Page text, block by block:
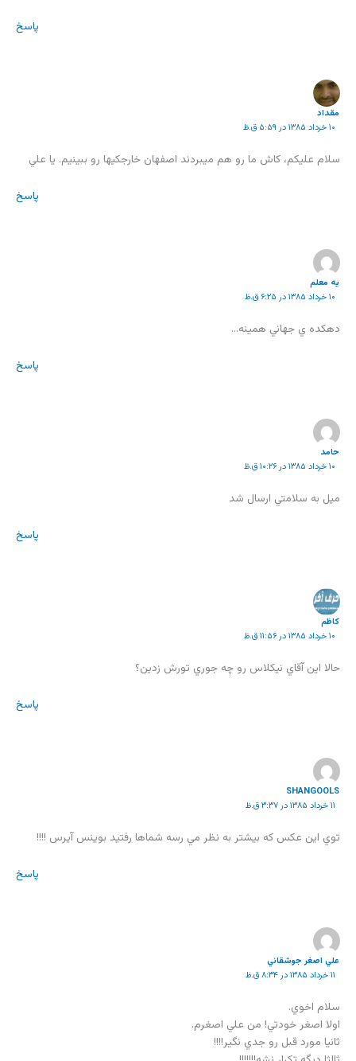
پاسخ
مقداد
۱۰ خرداد ۱۳۸۵ در ۵:۵۹ ق.ظ
سلام عليکم، کاش ما رو هم ميبردند اصفهان خارجکيها رو ببينيم. يا علي
پاسخ
يه معلم
۱۰ خرداد ۱۳۸۵ در ۶:۲۵ ق.ظ
دهكده ي جهاني همينه…
پاسخ
حامد
۱۰ خرداد ۱۳۸۵ در ۱۰:۲۶ ق.ظ
ميل به سلامتي ارسال شد
پاسخ
كاظم
۱۰ خرداد ۱۳۸۵ در ۱۱:۵۶ ق.ظ
حالا اين آقاي نيكلاس رو چه جوري تورش زدين؟
پاسخ
SHANGOOLS
۱۱ خرداد ۱۳۸۵ در ۳:۳۷ ق.ظ
توي اين عکس که بيشتر به نظر مي رسه شماها رفتيد بوينس آيرس !!!!
پاسخ
علي اصغر جوشقاني
۱۱ خرداد ۱۳۸۵ در ۸:۳۴ ق.ظ
سلام اخوي.
اولا اصغر خودتي! من علي اصغرم.
ثانيا مورد قبل رو جدي نگير!!!!